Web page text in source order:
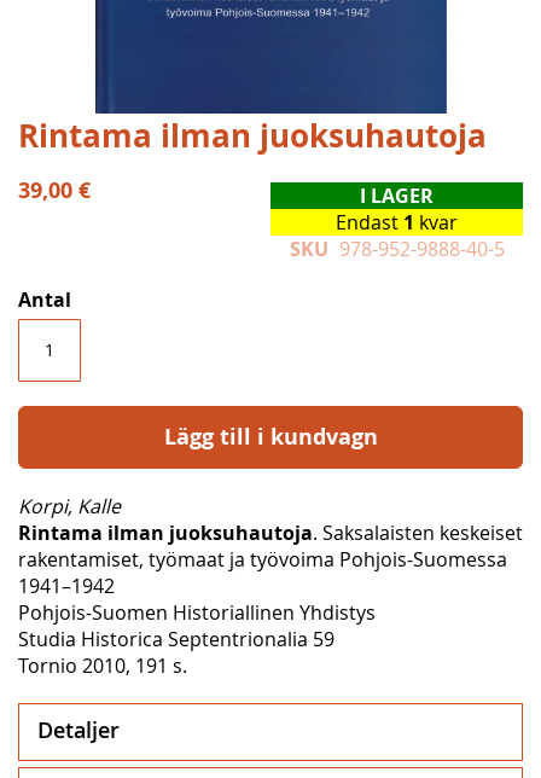
Hoppa
till
början
av
Rintama ilman juoksuhautoja
39,00 €
I LAGER
Endast 1 kvar
SKU 978-952-9888-40-5
Antal
Lägg till i kundvagn
Korpi, Kalle
Rintama ilman juoksuhautoja. Saksalaisten keskeiset
rakentamiset, työmaat ja työvoima Pohjois-Suomessa
1941–1942
Pohjois-Suomen Historiallinen Yhdistys
Studia Historica Septentrionalia 59
Tornio 2010, 191 s.
Detaljer